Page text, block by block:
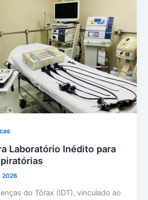
Laboratório Inédito para
2026
do Tórax (IDT), vinculado ao